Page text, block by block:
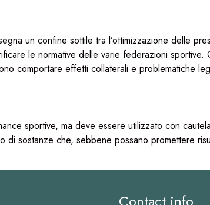
un confine sottile tra l’ottimizzazione delle
le normative delle varie federazioni sportive.
comportare effetti collaterali e problematiche
sportive, ma deve essere utilizzato con
sostanze che, sebbene possano promettere